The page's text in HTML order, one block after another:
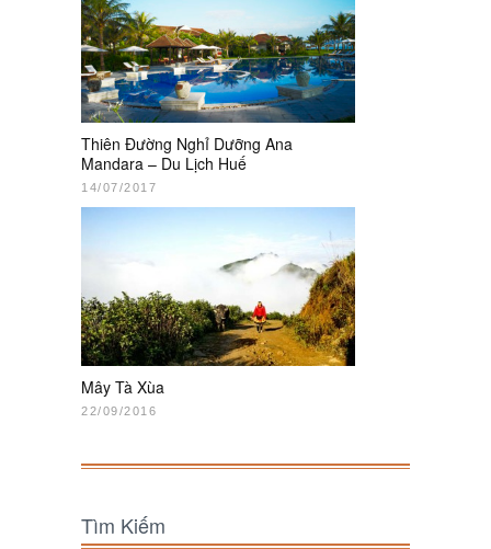
Thiên Đường Nghỉ Dưỡng Ana
Mandara – Du Lịch Huế
14/07/2017
Mây Tà Xùa
22/09/2016
Tìm Kiếm